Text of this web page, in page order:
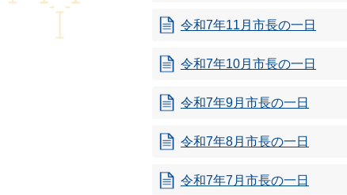
令和7年11月市長の一日
令和7年10月市長の一日
令和7年9月市長の一日
令和7年8月市長の一日
令和7年7月市長の一日